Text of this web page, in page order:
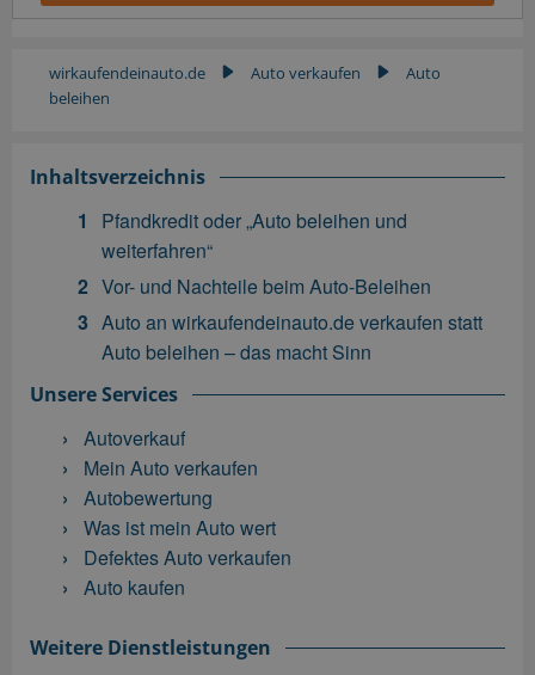
wirkaufendeinauto.de Auto verkaufen
Auto
beleihen
Inhaltsverzeichnis
Pfandkredit oder „Auto beleihen und
weiterfahren“
Vor- und Nachteile beim Auto-Beleihen
Auto an wirkaufendeinauto.de verkaufen statt
Auto beleihen – das macht Sinn
Unsere Services
Autoverkauf
Mein Auto verkaufen
Autobewertung
Was ist mein Auto wert
Defektes Auto verkaufen
Auto kaufen
Weitere Dienstleistungen